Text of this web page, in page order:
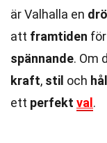
är Valhalla en
att framtiden för
spännande. Om
kraft, stil och
ett perfekt val .